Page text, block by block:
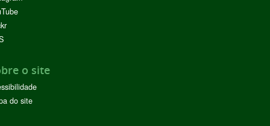
o site
do site